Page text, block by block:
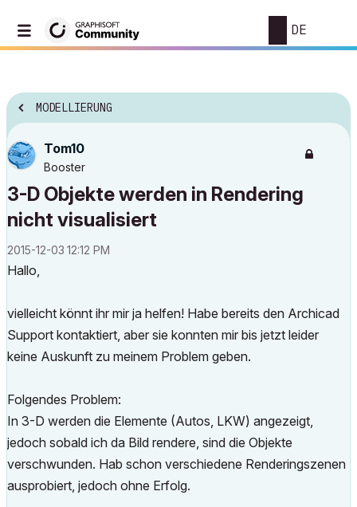
DE
MODELLIERUNG
Tom10
Booster
3-D Objekte werden in Rendering
nicht visualisiert
‎2015-12-03 12:12 PM
Hallo,
vielleicht könnt ihr mir ja helfen! Habe bereits den Archicad
Support kontaktiert, aber sie konnten mir bis jetzt leider
keine Auskunft zu meinem Problem geben.
Folgendes Problem:
In 3-D werden die Elemente (Autos, LKW) angezeigt,
jedoch sobald ich da Bild rendere, sind die Objekte
verschwunden. Hab schon verschiedene Renderingszenen
ausprobiert, jedoch ohne Erfolg.